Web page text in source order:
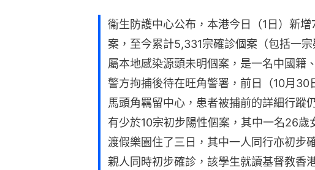
衞生防護中心公布，本港今日（1日）新
案，至今累計5,331宗確診個案（包括一
屬本地感染源頭未明個案，是一名中國籍
警方拘捕後待在旺角警署，前日（10月30
馬頭角羈留中心，患者被捕前的詳細行蹤
有少於10宗初步陽性個案，其中一名26
渡假樂園住了三日，其中一人同行亦初步
親人同時初步確診，該學生就讀基督教香